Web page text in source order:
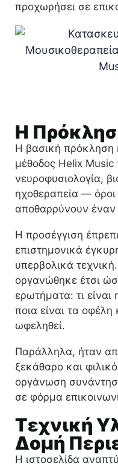
προχωρήσει σε
Η
Η βασική πρόκληση
μέθοδος Helix Music
νευροφυσιολογία,
ηχοθεραπεία —
αποθαρρύνουν έναν
Η προσέγγιση
επιστημονικά
υπερβολικά
οργανώθηκε έτσι
ερωτήματα: τι είναι
ποια είναι τα οφέλη
ωφεληθεί.
Παράλληλα, ήταν
ξεκάθαρο και
οργάνωση
σε φόρμα
Τεχνική
Δομή
Η ιστοσελίδα